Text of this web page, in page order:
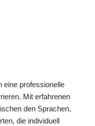
eine professionelle
Mit erfahrenen
den Sprachen,
die individuell